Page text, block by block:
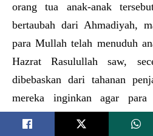
orang tua anak-anak
bertaubah dari Ahmadiyah,
para Mullah telah menuduh
Hazrat Rasulullah saw,
dibebaskan dari tahanan
mereka inginkan agar para
bagaimanapun kerana takut